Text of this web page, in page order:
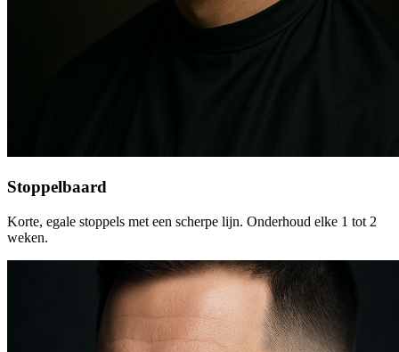
Stoppelbaard
Korte, egale stoppels met een scherpe lijn. Onderhoud elke 1 tot 2
weken.